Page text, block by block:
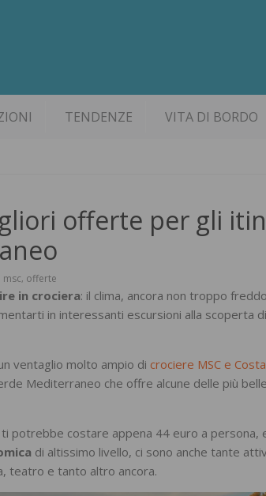
TENDENZE VITA DI BORDO
offerte per gli
msc, offerte
in crociera: il clima, ancora non troppo
in interessanti escursioni alla scoperta
ventaglio molto ampio di crociere MSC e
Mediterraneo che offre alcune delle più
potrebbe costare appena 44 euro a persona,
di altissimo livello, ci sono anche tante
teatro e tanto altro ancora.